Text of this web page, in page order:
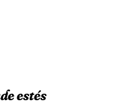
estés